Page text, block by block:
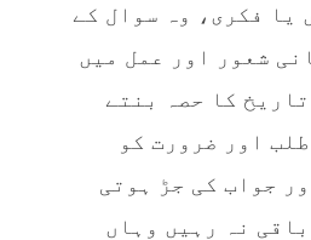
یا فکری، وہ سوال کے
شعور اور عمل میں
کا حصہ بنتے
اور ضرورت کو
جواب کی جڑ ہوتی
نہ رہیں وہاں